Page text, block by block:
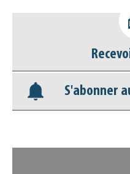
Base
Nos veilles
S'abonner